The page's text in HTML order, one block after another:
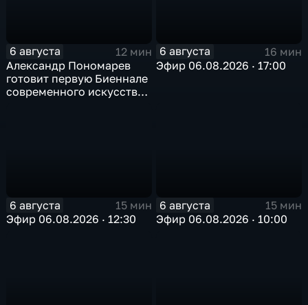
6 августа
12 мин
Александр Пономарев
готовит первую Биеннале
современного искусства
6 августа
16 мин
Эфир 06.08.2026 · 17:00
6 августа
15 мин
Эфир 06.08.2026 · 12:30
6 августа
15 мин
Эфир 06.08.2026 · 10:00